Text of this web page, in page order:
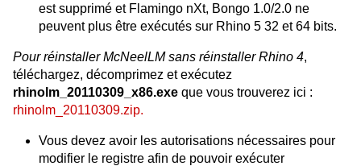
est supprimé et Flamingo nXt, Bongo 1.0/2.0 ne
peuvent plus être exécutés sur Rhino 5 32 et 64 bits.
Pour réinstaller McNeelLM sans réinstaller Rhino 4,
téléchargez, décomprimez et exécutez
rhinolm_20110309_x86.exe que vous trouverez ici :
rhinolm_20110309.zip.
Vous devez avoir les autorisations nécessaires pour
modifier le registre afin de pouvoir exécuter